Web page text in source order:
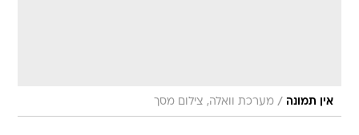
אין תמונה / מערכת וואלה, צילום מסך